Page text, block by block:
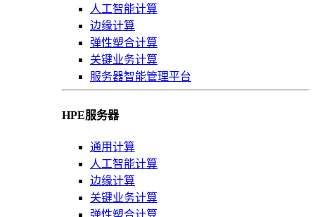
人工智能计算
边缘计算
弹性塑合计算
关键业务计算
服务器智能管理平台
HPE服务器
通用计算
人工智能计算
边缘计算
关键业务计算